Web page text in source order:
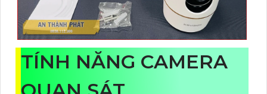
TÍNH NĂNG CAMERA